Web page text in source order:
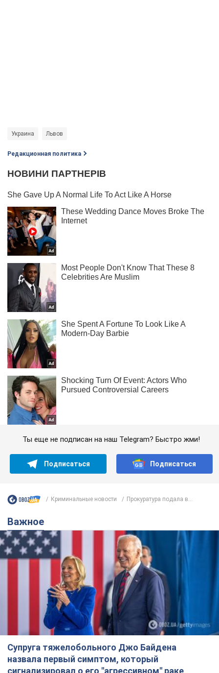
Украина Львов
Редакционная политика
Ты еще не подписан на наш Telegram? Быстро жми!
Подписаться Подписаться
Криминальные новости Прокуратура подала в...
Важное
Супруга тяжелобольного Джо Байдена
назвала первый симптом, который